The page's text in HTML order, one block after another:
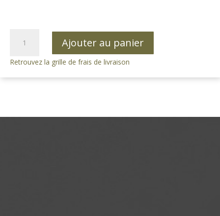
Tilleul
Ajouter au panier
Retrouvez la grille de frais de livraison